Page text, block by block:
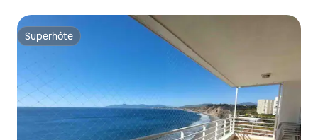
Superhôte
Superhôte